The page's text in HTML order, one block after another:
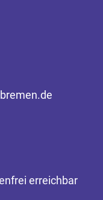
erreichbar